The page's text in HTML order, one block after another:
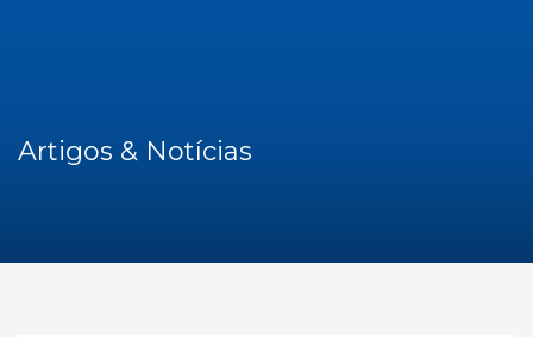
Artigos & Notícias